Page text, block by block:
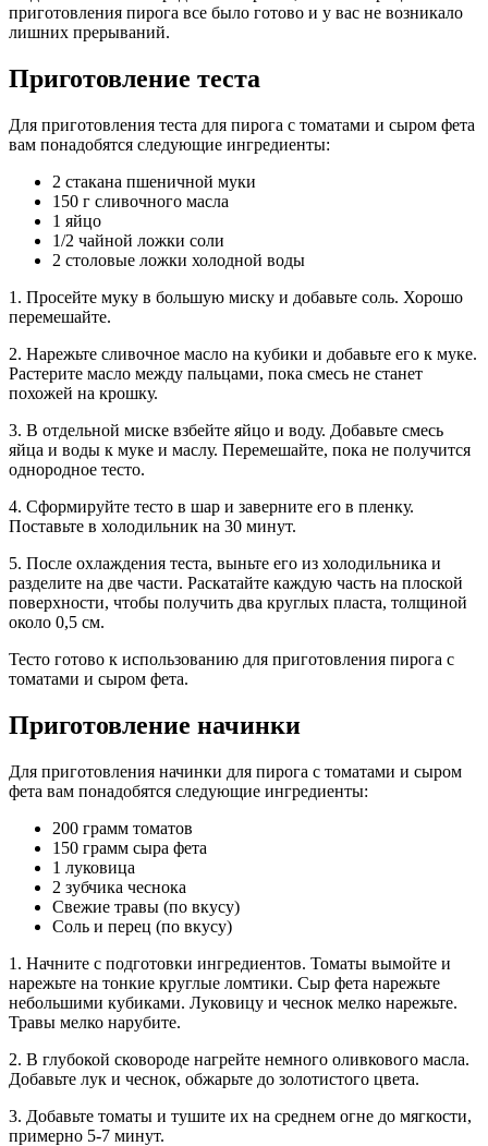
приготовления пирога все было готово и у вас не возникало
лишних прерываний.
Приготовление теста
Для приготовления теста для пирога с томатами и сыром фета
вам понадобятся следующие ингредиенты:
2 стакана пшеничной муки
150 г сливочного масла
1 яйцо
1/2 чайной ложки соли
2 столовые ложки холодной воды
1. Просейте муку в большую миску и добавьте соль. Хорошо
перемешайте.
2. Нарежьте сливочное масло на кубики и добавьте его к муке.
Растерите масло между пальцами, пока смесь не станет
похожей на крошку.
3. В отдельной миске взбейте яйцо и воду. Добавьте смесь
яйца и воды к муке и маслу. Перемешайте, пока не получится
однородное тесто.
4. Сформируйте тесто в шар и заверните его в пленку.
Поставьте в холодильник на 30 минут.
5. После охлаждения теста, выньте его из холодильника и
разделите на две части. Раскатайте каждую часть на плоской
поверхности, чтобы получить два круглых пласта, толщиной
около 0,5 см.
Тесто готово к использованию для приготовления пирога с
томатами и сыром фета.
Приготовление начинки
Для приготовления начинки для пирога с томатами и сыром
фета вам понадобятся следующие ингредиенты:
200 грамм томатов
150 грамм сыра фета
1 луковица
2 зубчика чеснока
Свежие травы (по вкусу)
Соль и перец (по вкусу)
1. Начните с подготовки ингредиентов. Томаты вымойте и
нарежьте на тонкие круглые ломтики. Сыр фета нарежьте
небольшими кубиками. Луковицу и чеснок мелко нарежьте.
Травы мелко нарубите.
2. В глубокой сковороде нагрейте немного оливкового масла.
Добавьте лук и чеснок, обжарьте до золотистого цвета.
3. Добавьте томаты и тушите их на среднем огне до мягкости,
примерно 5-7 минут.